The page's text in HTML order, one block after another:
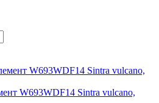
W693WDF14 Sintra vulcano,